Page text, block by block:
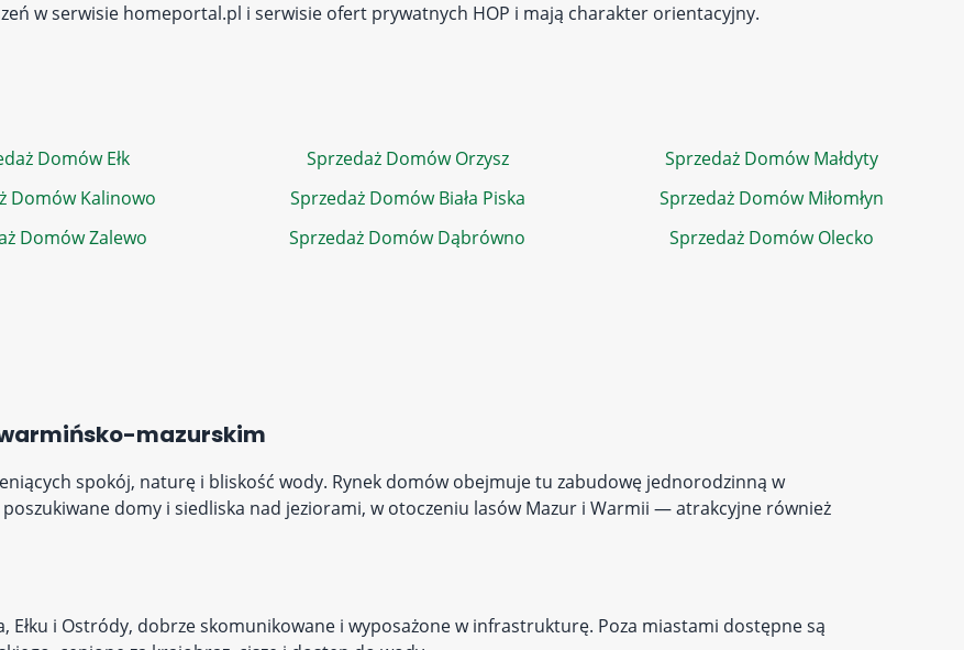
w serwisie homeportal.pl i serwisie ofert prywatnych HOP i mają charakter orientacyjny.
Domów Ełk Sprzedaż Domów Orzysz
Sprzedaż Domów Małdyty
Domów Kalinowo Sprzedaż Domów Biała Piska
Sprzedaż Domów Miłomłyn
Domów Zalewo Sprzedaż Domów Dąbrówno
Sprzedaż Domów Olecko
mazurskim
spokój, naturę i bliskość wody. Rynek domów obejmuje tu zabudowę jednorodzinną w
domy i siedliska nad jeziorami, w otoczeniu lasów Mazur i Warmii — atrakcyjne również
Ełku i Ostródy, dobrze skomunikowane i wyposażone w infrastrukturę. Poza miastami dostępne są